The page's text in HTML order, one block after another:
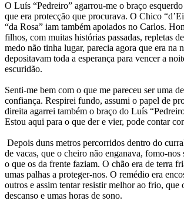
O Luís “Pedreiro” agarrou-me o braço
que era protecção que procurava. O Chico
“da Rosa” iam também apoiados no Carlos.
filhos, com muitas histórias passadas, repletas
medo não tinha lugar, parecia agora que era na
depositavam toda a esperança para vencer a
escuridão.
Senti-me bem com o que me pareceu ser uma
confiança. Respirei fundo, assumi o papel de
direita agarrei também o braço do Luís
Estou aqui para o que der e vier, pode contar
Depois duns metros percorridos dentro do
de vacas, que o cheiro não enganava, fomo-
o que os da frente faziam. O chão era de terra
umas palhas a proteger-nos. O remédio era
outros e assim tentar resistir melhor ao frio, que
descanso e umas horas de sono.